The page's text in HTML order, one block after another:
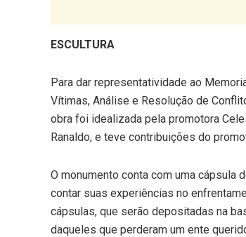
ESCULTURA
Para dar representatividade ao
Vítimas, Análise e Resolução de
obra foi idealizada pela promotora
Ranaldo, e teve contribuições do
O monumento conta com uma cápsula
contar suas experiências no
cápsulas, que serão depositadas na
daqueles que perderam um ente